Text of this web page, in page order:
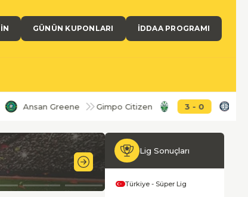
GÜNÜN KUPONLARI İDDAA PROGRAMI
Ansan Greene Gimpo Citizen 3- Cheongju
60'Lig Sonuçları
Türkiye - Süper Lig